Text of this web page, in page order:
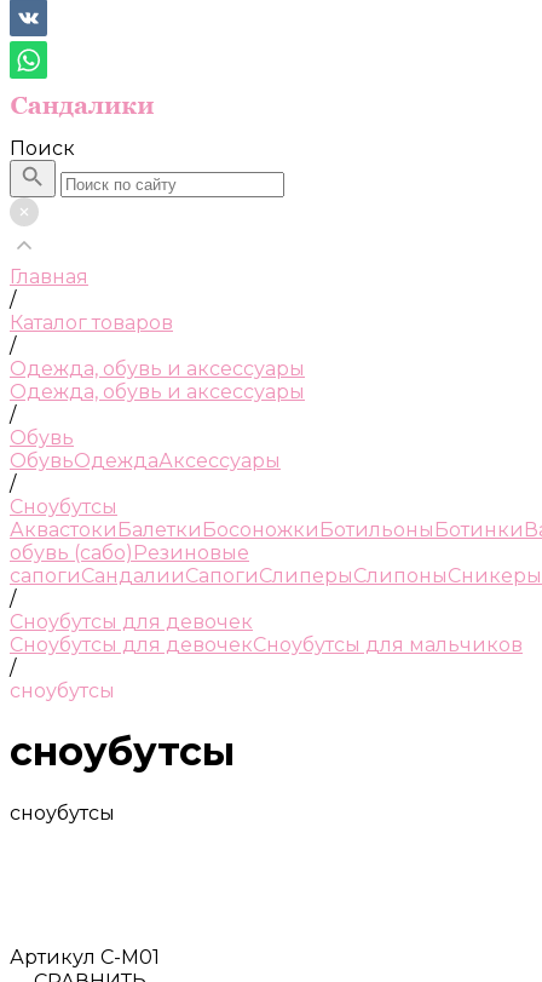
Поиск
Главная
/
Каталог товаров
/
Одежда, обувь и аксессуары
Одежда, обувь и аксессуары
/
Обувь
ОбувьОдеждаАксессуары
/
Сноубутсы
Аквастоки Балетки Босоножки Ботильоны Ботинки
обувь (сабо) Резиновые
сапогиСандалииСапогиСлиперыСлипоныСникеры
/
Сноубутсы для девочек
Сноубутсы для девочекСноубутсы для мальчиков
/
сноубутсы
сноубутсы
сноубутсы
Артикул С-М01